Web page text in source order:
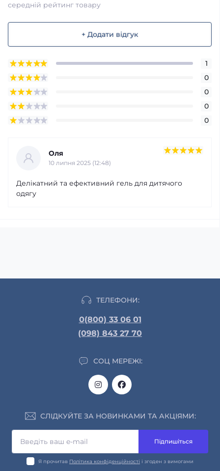
середній рейтинг товару
+ Додати відгук
1
0
0
0
0
Оля
10 липня 2025 (12:48)
Делікатний та ефективний гель для дитячого
одягу
ТЕЛЕФОНИ:
0(800) 33 06 01
(098) 843 27 70
СОЦ МЕРЕЖІ:
СЛІДКУЙТЕ ЗА НОВИНКАМИ ТА АКЦІЯМИ:
Підпишіться
Я прочитав Політика конфіденційності і згоден з вимогами